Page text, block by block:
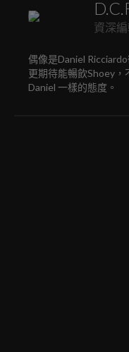
資深
偶像是Daniel
更期待能暢飲Shoey
Daniel 一樣的態度。